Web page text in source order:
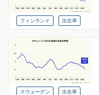
フィンランド 出生率
スウェーデン 出生率